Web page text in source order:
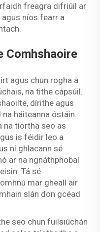
freagra difriúil ar
níos fearr a
Comhshaoire
agus chun rogha a
na tithe cápsúil.
dírithe agus
háiteanna óstáin.
na tíortha seo as
is féidir leo a
ní ghlacann sé
ar na ngnáthphobal
Tá sé
mar gheall air
slán don gcéad
seo chun fuilsiúchán